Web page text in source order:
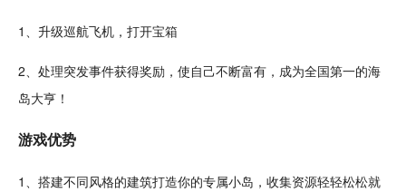
1、 升级巡航飞机 ，打开宝箱
2、处理突发事件获得奖励，使自己不断富有，成为全国第一的海
岛大亨！
游戏优势
1、搭建不同风格的建筑打造你的专属小岛 ， 收集资源轻轻松松就